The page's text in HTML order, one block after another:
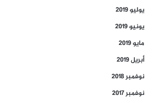
يوليو 2019
يونيو 2019
مايو 2019
أبريل 2019
نوفمبر 2018
نوفمبر 2017